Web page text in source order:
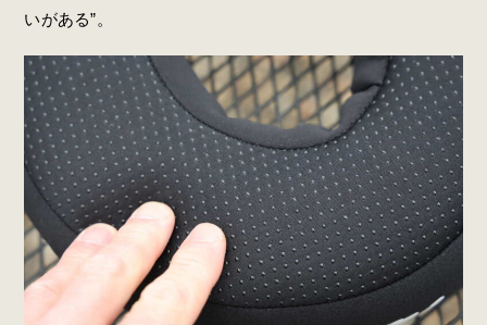
いがある”。